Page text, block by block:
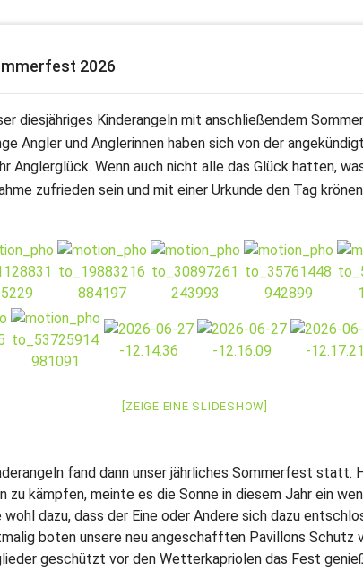
2026
diesjähriges Kinderangeln mit anschließendem
Angler und Anglerinnen haben sich von der
Anglerglück. Wenn auch nicht alle das Glück hatten,
zufrieden sein und mit einer Urkunde den Tag
[ZEIGE EINE SLIDESHOW]
fand dann unser jährliches Sommerfest
zu kämpfen, meinte es die Sonne in diesem Jahr ein
dazu, dass der Eine oder Andere sich dazu
boten unsere neu angeschafften Pavillons Schutz
geschützt vor den Wetterkapriolen das Fest